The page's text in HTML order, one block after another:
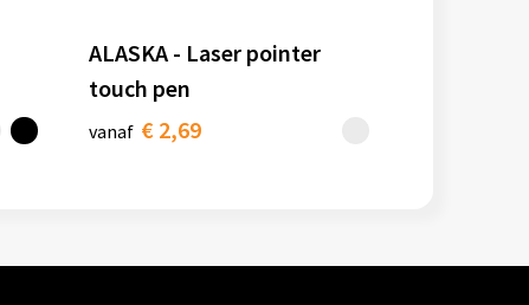
ALASKA - Laser pointer
touch pen
vanaf € 2,69